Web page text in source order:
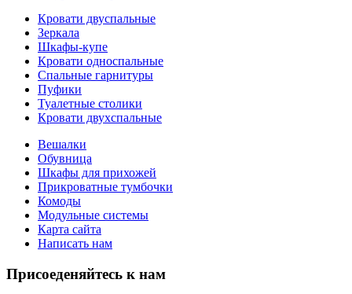
Кровати двуспальные
Зеркала
Шкафы-купе
Кровати односпальные
Спальные гарнитуры
Пуфики
Туалетные столики
Кровати двухспальные
Вешалки
Обувница
Шкафы для прихожей
Прикроватные тумбочки
Комоды
Модульные системы
Карта сайта
Написать нам
Присоеденяйтесь к нам